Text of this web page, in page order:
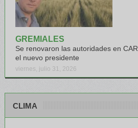
GREMIALES
Se renovaron las autoridades en
el nuevo presidente
viernes, julio 31, 2026
CLIMA